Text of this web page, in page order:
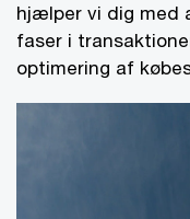
hjælper vi dig med
faser i
optimering af